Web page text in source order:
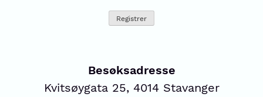
Besøksadresse
Kvitsøygata 25, 4014 Stavanger